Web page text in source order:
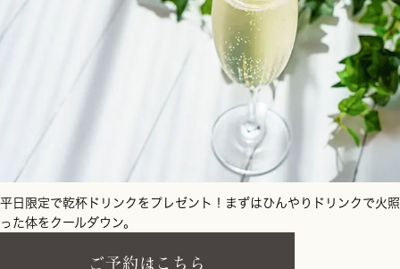
平日限定で乾杯ドリンクをプレゼント！まずはひんやりドリンクで火照
った体をクールダウン。
ご予約はこちら